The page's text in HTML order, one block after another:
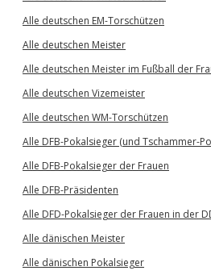
Alle deutschen EM-Torschützen
Alle deutschen Meister
Alle deutschen Meister im Fußball der
Alle deutschen Vizemeister
Alle deutschen WM-Torschützen
Alle DFB-Pokalsieger (und Tschammer-
Alle DFB-Pokalsieger der Frauen
Alle DFB-Präsidenten
Alle DFD-Pokalsieger der Frauen in der
Alle dänischen Meister
Alle dänischen Pokalsieger